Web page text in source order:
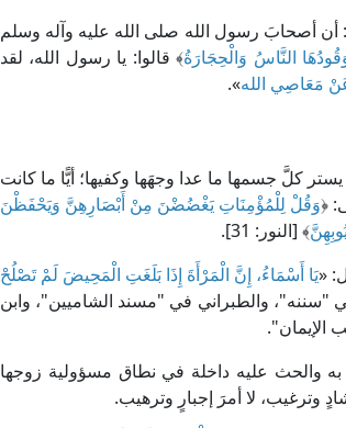
أصحابَ رسول الله صلى الله عليه وآله وسلم
النَّاسُ وَالْحِجَارَةُ﴾ قالوا: يا رسول الله، لقد
مَعَاصِي الله».
كلَّ جسمها ما عدا وجهَها وكفيها؛ أيًّا ما كانت
﴿وَقُلْ لِلْمُؤْمِنَاتِ يَغْضُضْنَ مِنْ أَبْصَارِهِنَّ وَيَحْفَظْنَ
﴾ [النور: 31].
«يَا أَسْمَاءُ، إِنَّ الْمَرْأَةَ إِذَا بَلَغَتِ الْمَحِيضَ لَمْ تَصْلُحْ
"سننه"، والطبراني في "مسند الشاميين"، وابن
الإيمان".
والحث عليه داخلة في نطاق مسؤولية زوجها
وترغيب، لا أمرَ إجبارٍ وترهيب.